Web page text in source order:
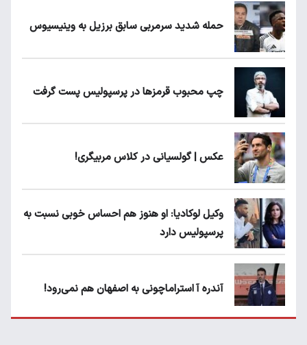
حمله شدید سرمربی سابق برزیل به وینیسیوس
چپ محبوب قرمزها در پرسپولیس پست گرفت
عکس | گولسیانی در کلاس مربیگری!
وکیل لوکادیا: او هنوز هم احساس خوبی نسبت به
پرسپولیس دارد
آندره آ استراماچونی به اصفهان هم نمی‌رود!